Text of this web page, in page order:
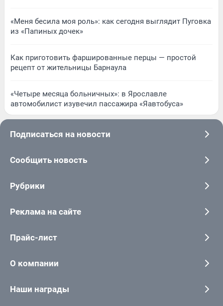
«Меня бесила моя роль»: как сегодня выглядит Пуговка
из «Папиных дочек»
Как приготовить фаршированные перцы — простой
рецепт от жительницы Барнаула
«Четыре месяца больничных»: в Ярославле
автомобилист изувечил пассажира «Яавтобуса»
Подписаться на новости
Сообщить новость
Рубрики
Реклама на сайте
Прайс-лист
О компании
Наши награды